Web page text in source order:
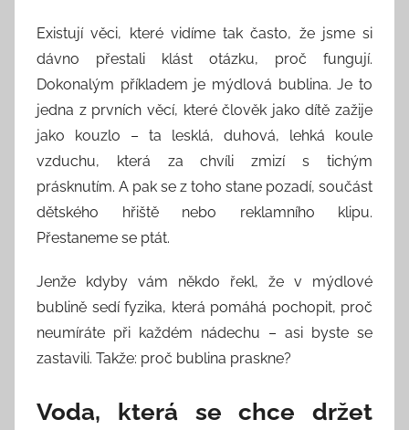
k
A
n
d
T
h
i
Existují věci, které vidíme tak často, že jsme si
dávno přestali klást otázku, proč fungují.
Dokonalým příkladem je mýdlová bublina. Je to
jedna z prvních věcí, které člověk jako dítě zažije
jako kouzlo – ta lesklá, duhová, lehká koule
vzduchu, která za chvíli zmizí s tichým
prásknutím. A pak se z toho stane pozadí, součást
dětského hřiště nebo reklamního klipu.
Přestaneme se ptát.
Jenže kdyby vám někdo řekl, že v mýdlové
bublině sedí fyzika, která pomáhá pochopit, proč
neumíráte při každém nádechu – asi byste se
zastavili. Takže: proč bublina praskne?
Voda, která se chce držet